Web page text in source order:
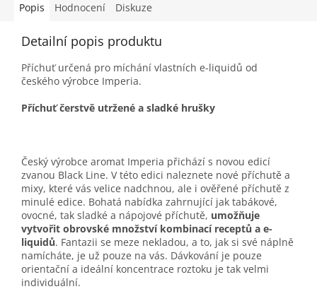
Popis Hodnocení Diskuze
Detailní popis produktu
Příchuť určená pro míchání vlastních e-liquidů od
českého výrobce Imperia.
Příchuť čerstvě utržené a sladké hrušky
Český výrobce aromat Imperia přichází s novou edicí
zvanou Black Line. V této edici naleznete nové příchutě a
mixy, které vás velice nadchnou, ale i ověřené příchutě z
minulé edice. Bohatá nabídka zahrnující jak tabákové,
ovocné, tak sladké a nápojové příchutě, umožňuje
vytvořit obrovské množství kombinací receptů a e-
liquidů. Fantazii se meze nekladou, a to, jak si své náplně
namícháte, je už pouze na vás. Dávkování je pouze
orientační a ideální koncentrace roztoku je tak velmi
individuální.